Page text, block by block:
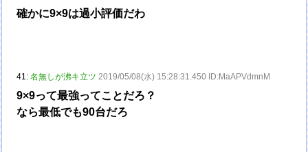
確かに9×9は過小評価だわ
41:名無しが沸キ立ツ 2019/05/08(水) 15:28:31.450 ID:MaAPVdmnM
9×9って最強ってことだろ？
なら最低でも90台だろ